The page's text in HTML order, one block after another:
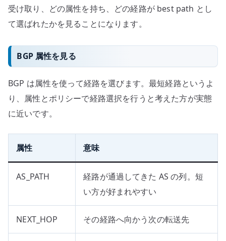
受け取り、どの属性を持ち、どの経路が best path とし
て選ばれたかを見ることになります。
BGP 属性を見る
BGP は属性を使って経路を選びます。最短経路というよ
り、属性とポリシーで経路選択を行うと考えた方が実態
に近いです。
属性 意味
AS_PATH
経路が通過してきた AS の列。短
い方が好まれやすい
NEXT_HOP その経路へ向かう次の転送先